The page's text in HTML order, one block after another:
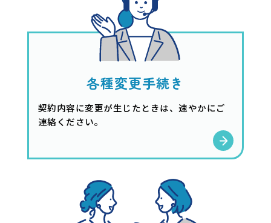
各種変更手続き
契約内容に変更が生じたときは、速やかにご
連絡ください。